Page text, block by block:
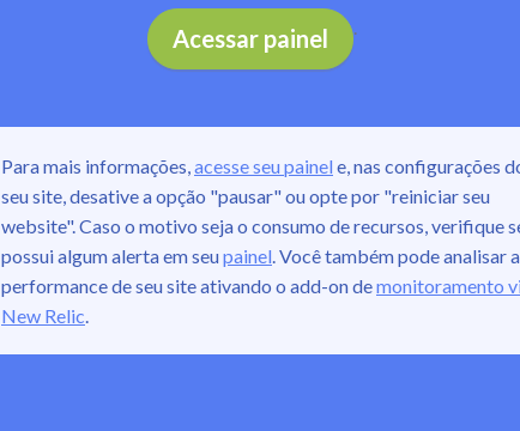
Acessar painel .
Para mais informações,acesse seu painel e, nas configurações
seu site, desative a opção "pausar" ou opte por "reiniciar seu
website". Caso o motivo seja o consumo de recursos, verifique
possui algum alerta em seupainel. Você também pode analisar a
performance de seu site ativando o add-on demonitoramento
New Relic.